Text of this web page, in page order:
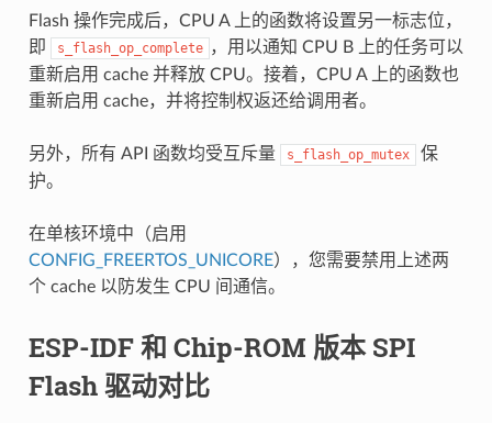
Flash 操作完成后，CPU A 上的函数将设置另一标志位，
即
s_flash_op_complete ，用以通知 CPU B 上的任务可以
重新启用 cache 并释放 CPU。接着，CPU A 上的函数也
重新启用 cache，并将控制权返还给调用者。
另外，所有 API 函数均受互斥量 s_flash_op_mutex
保
护。
在单核环境中（启用
CONFIG_FREERTOS_UNICORE），您需要禁用上述两
个 cache 以防发生 CPU 间通信。
ESP-IDF 和 Chip-ROM 版本 SPI
Flash 驱动对比